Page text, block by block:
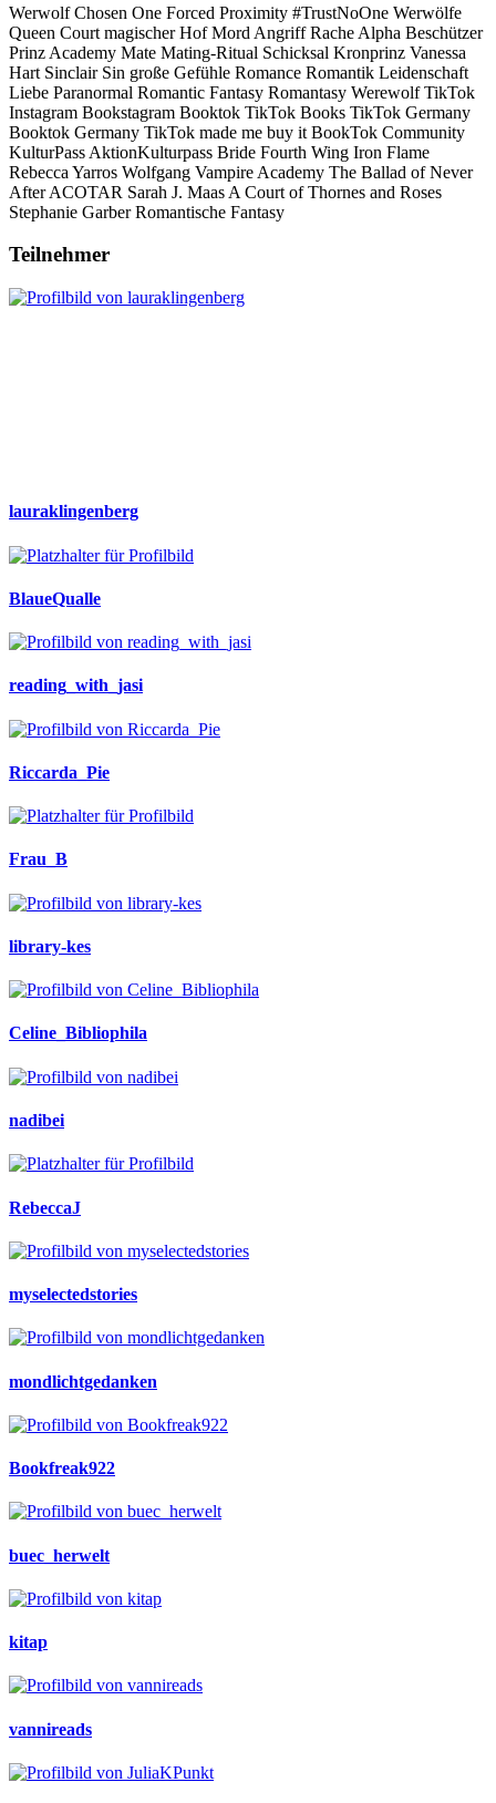
Werwolf Chosen One Forced Proximity #TrustNoOne Werwölfe
Queen Court magischer Hof Mord Angriff Rache Alpha Beschützer
Prinz Academy Mate Mating-Ritual Schicksal Kronprinz Vanessa
Hart Sinclair Sin große Gefühle Romance Romantik Leidenschaft
Liebe Paranormal Romantic Fantasy Romantasy Werewolf TikTok
Instagram Bookstagram Booktok TikTok Books TikTok Germany
Booktok Germany TikTok made me buy it BookTok Community
KulturPass AktionKulturpass Bride Fourth Wing Iron Flame
Rebecca Yarros Wolfgang Vampire Academy The Ballad of Never
After ACOTAR Sarah J. Maas A Court of Thornes and Roses
Stephanie Garber Romantische Fantasy
Teilnehmer
lauraklingenberg
BlaueQualle
reading_with_jasi
Riccarda_Pie
Frau_B
library-kes
Celine_Bibliophila
nadibei
RebeccaJ
myselectedstories
mondlichtgedanken
Bookfreak922
buec_herwelt
kitap
vannireads